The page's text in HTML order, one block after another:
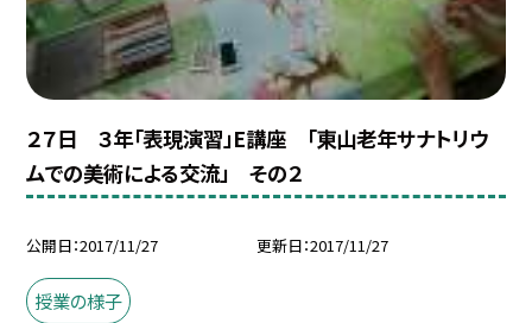
２７日 ３年「表現演習」E講座 「東山老年サナトリウ
ムでの美術による交流」 その２
公開日 2017/11/27 更新日 2017/11/27
授業の様子